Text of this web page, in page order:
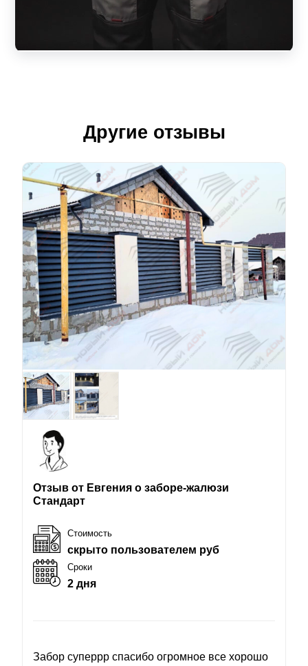
Другие отзывы
Отзыв от Евгения о заборе-жалюзи
Стандарт
Стоимость
скрыто пользователем руб
Сроки
2 дня
Забор суперрр спасибо огромное все хорошо